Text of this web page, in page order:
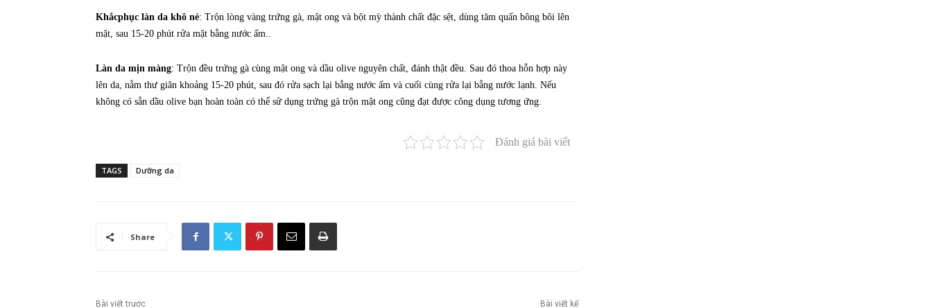
Khắcphục làn da khô nẻ: Trộn lòng vàng trứng gà, mật ong và bột mỳ thành chất đặc sệt, dùng tăm quấn bông bôi lên
mặt, sau 15-20 phút rửa mặt bằng nước ấm..
Làn da mịn màng: Trộn đều trứng gà cùng mật ong và dầu olive nguyên chất, đánh thật đều. Sau đó thoa hỗn hợp này
lên da, nằm thư giãn khoảng 15-20 phút, sau đó rửa sạch lại bằng nước ấm và cuối cùng rửa lại bằng nước lạnh. Nếu
không có sẵn dầu olive bạn hoàn toàn có thể sử dụng trứng gà trộn mật ong cũng đạt được công dụng tương ứng.
Đánh giá bài viết
TAGS Dưỡng da
Share
Bài viết trước Bài viết kế